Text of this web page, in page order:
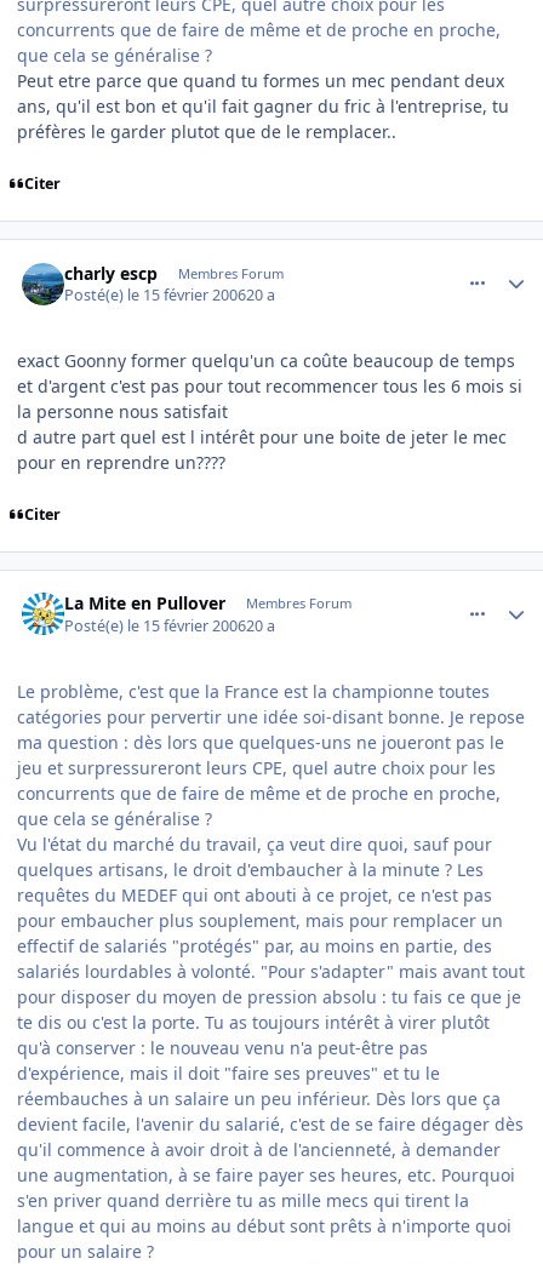
concurrents que de faire de même et de proche en proche,
que cela se généralise ?
Peut etre parce que quand tu formes un mec pendant deux
ans, qu'il est bon et qu'il fait gagner du fric à l'entreprise, tu
préfères le garder plutot que de le remplacer..
Citer
charly escp Membres Forum
Posté(e) le 15 février 200620 a
exact Goonny former quelqu'un ca coûte beaucoup de temps
et d'argent c'est pas pour tout recommencer tous les 6 mois si
la personne nous satisfait
d autre part quel est l intérêt pour une boite de jeter le mec
pour en reprendre un????
Citer
La Mite en Pullover Membres Forum
Posté(e) le 15 février 200620 a
Le problème, c'est que la France est la championne toutes
catégories pour pervertir une idée soi-disant bonne. Je repose
ma question : dès lors que quelques-uns ne joueront pas le
jeu et surpressureront leurs CPE, quel autre choix pour les
concurrents que de faire de même et de proche en proche,
que cela se généralise ?
Vu l'état du marché du travail, ça veut dire quoi, sauf pour
quelques artisans, le droit d'embaucher à la minute ? Les
requêtes du MEDEF qui ont abouti à ce projet, ce n'est pas
pour embaucher plus souplement, mais pour remplacer un
effectif de salariés "protégés" par, au moins en partie, des
salariés lourdables à volonté. "Pour s'adapter" mais avant tout
pour disposer du moyen de pression absolu : tu fais ce que je
te dis ou c'est la porte. Tu as toujours intérêt à virer plutôt
qu'à conserver : le nouveau venu n'a peut-être pas
d'expérience, mais il doit "faire ses preuves" et tu le
réembauches à un salaire un peu inférieur. Dès lors que ça
devient facile, l'avenir du salarié, c'est de se faire dégager dès
qu'il commence à avoir droit à de l'ancienneté, à demander
une augmentation, à se faire payer ses heures, etc. Pourquoi
s'en priver quand derrière tu as mille mecs qui tirent la
langue et qui au moins au début sont prêts à n'importe quoi
pour un salaire ?